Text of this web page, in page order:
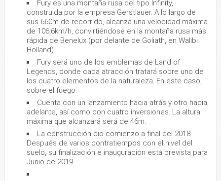
Fury es una montaña rusa del tipo Infinity,
construida por la empresa Gerstlauer. A lo largo de
sus 660m de recorrido, alcanza una velocidad máxima
de 106,6km/h, convirtiéndose en la montaña rusa más
rápida de Benelux (por delante de Goliath, en Walibi
Holland).
Fury será uno de los emblemas de Land of
Legends, donde cada atracción tratará sobre uno de
los cuatro elementos de la naturaleza. En este caso,
sobre el fuego.
Cuenta con un lanzamiento hacia atrás y otro hacia
adelante, así como con cuatro inversiones. La altura
máxima que alcanzará será de 46m.
La construcción dio comienzo a final del 2018.
Después de varios contratiempos con el nivel del
suelo, su finalización e inauguración está prevista para
Junio de 2019.